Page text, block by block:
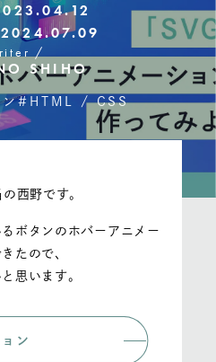
2024.07.09
/
SHIHO
ン#HTML / CSS
西野です。
ボタンのホバーアニメー
たので、
思います。
ン